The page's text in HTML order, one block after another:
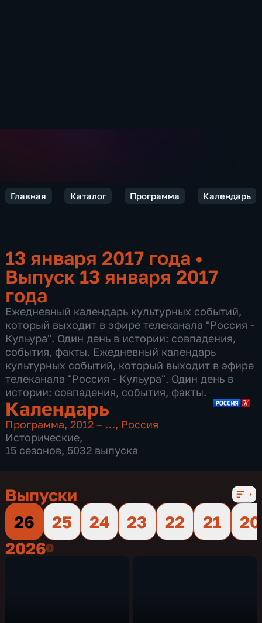
Главная Каталог Программа Календарь
13 января 2017 года •
Выпуск 13 января 2017
года
Ежедневный календарь культурных событий,
который выходит в эфире телеканала "Россия -
Кульура". Один день в истории: совпадения,
события, факты. Ежедневный календарь
культурных событий, который выходит в эфире
телеканала "Россия - Кульура". Один день в
истории: совпадения, события, факты.
Календарь
Программа,2012 – …, Россия
Исторические,
15 сезонов, 5032 выпуска
Выпуски
26
25 24 23 22 21
20
20262026